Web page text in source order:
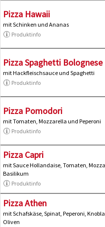
Pizza Hawaii
mit Schinken und Ananas
Produktinfo
Pizza Spaghetti Bolognese
mit Hackfleischsauce und Spaghetti
Produktinfo
Pizza Pomodori
mit Tomaten, Mozzarella und Peperoni
Produktinfo
Pizza Capri
mit Sauce Hollandaise, Tomaten,
Basilikum
Produktinfo
Pizza Athen
mit Schafskäse, Spinat, Peperoni,
Oliven